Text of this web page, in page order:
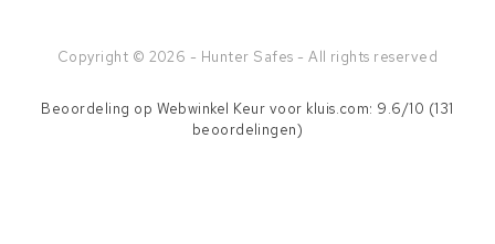
Copyright © 2026 - Hunter Safes - All rights reserved
Beoordeling op Webwinkel Keur voor kluis.com: 9.6/10 (131
beoordelingen)